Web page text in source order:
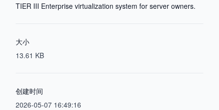
TIER III Enterprise virtualization system for server owners.
大小
13.61 KB
创建时间
2026-05-07 16:49:16